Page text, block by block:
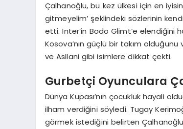
Çalhanoğlu, bu kez ülkesi için en
gitmeyelim’ şeklindeki sözlerinin
etti. Inter’in Bodo Glimt’e elendiğini
Kosova’nın güçlü bir takım
ve Asllani gibi isimlere dikkat çekti.
Gurbetçi Oyunculara
Dünya Kupası’nın çocukluk hayali
ilham verdiğini söyledi. Tugay
görmek istediğini belirten